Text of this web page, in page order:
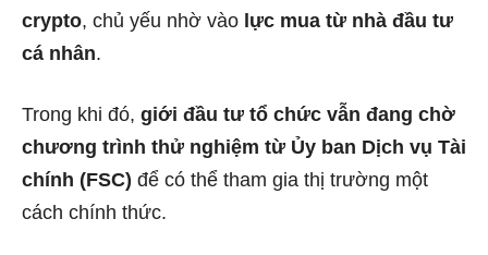
crypto, chủ yếu nhờ vào lực mua từ nhà đầu tư
cá nhân.
Trong khi đó, giới đầu tư tổ chức vẫn đang chờ
chương trình thử nghiệm từ Ủy ban Dịch vụ Tài
chính (FSC) để có thể tham gia thị trường một
cách chính thức.